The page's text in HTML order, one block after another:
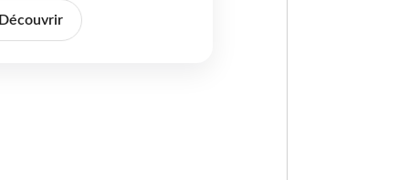
Découvrir